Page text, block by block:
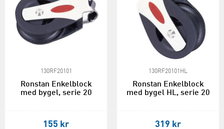
130RF20101
Ronstan Enkelblock
med bygel, serie 20
155 kr
130RF20101HL
Ronstan Enkelblock
med bygel HL, serie 20
319 kr